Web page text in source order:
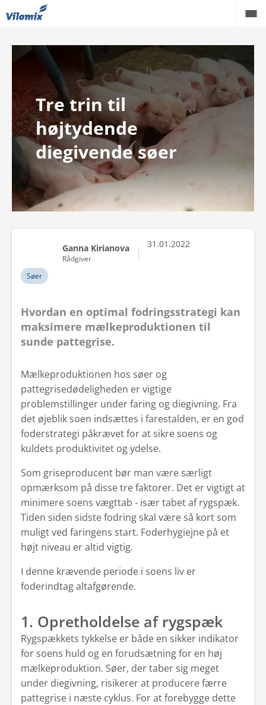
Tre trin til
højtydende
diegivende søer
Ganna Kirianova
Rådgiver
31.01.2022
Søer
Hvordan en optimal fodringsstrategi kan
maksimere mælkeproduktionen til
sunde pattegrise.
Mælkeproduktionen hos søer og
pattegrisedødeligheden er vigtige
problemstillinger under faring og diegivning. Fra
det øjeblik soen indsættes i farestalden, er en god
foderstrategi påkrævet for at sikre soens og
kuldets produktivitet og ydelse.
Som griseproducent bør man være særligt
opmærksom på disse tre faktorer. Det er vigtigt at
minimere soens vægttab - især tabet af rygspæk.
Tiden siden sidste fodring skal være så kort som
muligt ved faringens start. Foderhygiejne på et
højt niveau er altid vigtig.
I denne krævende periode i soens liv er
foderindtag altafgørende.
1. Opretholdelse af rygspæk
Rygspækkets tykkelse er både en sikker indikator
for soens huld og en forudsætning for en høj
mælkeproduktion. Søer, der taber sig meget
under diegivning, risikerer at producere færre
pattegrise i næste cyklus. For at forebygge dette
Grise
Kvæg
Fjerkræ
Viden
Podcast
Karriere
Om os